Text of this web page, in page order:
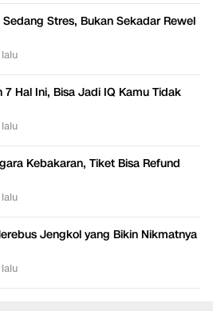
Stres, Bukan Sekadar Rewel
Hal Ini, Bisa Jadi IQ Kamu Tidak
Kebakaran, Tiket Bisa Refund
Jengkol yang Bikin Nikmatnya